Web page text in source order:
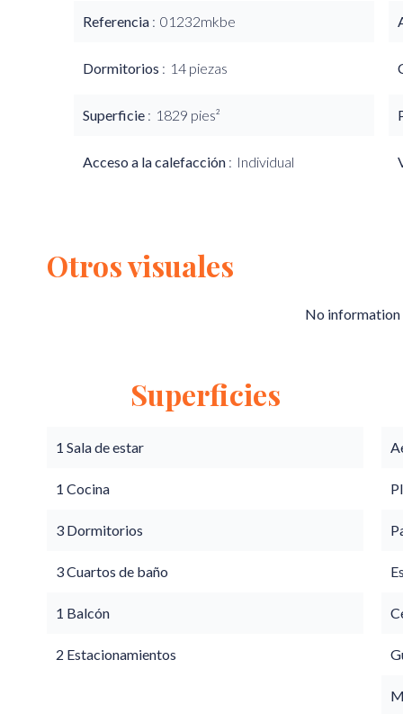
Referencia 01232mkbe
Dormitorios 14 piezas
Superficie 1829 pies²
Acceso a la calefacción Individual
Otros visuales
No information
Superficies
1 Sala de estar
1 Cocina
3 Dormitorios
3 Cuartos de baño
1 Balcón
2 Estacionamientos